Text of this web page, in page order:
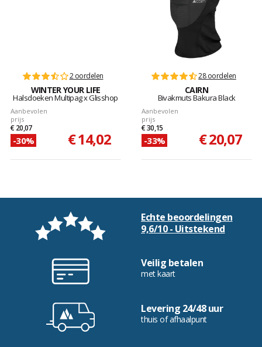
2 oordelen
WINTER YOUR LIFE
Halsdoeken Multipag x Glisshop
Aanbevolen
prijs
€ 20,07
-30% € 14,02
28 oordelen
CAIRN
Bivakmuts Bakura Black
Aanbevolen
prijs
€ 30,15
-33% € 20,07
Echte beoordelingen
9,6/10 - Uitstekend
Veilig betalen
met kaart
Levering 24/48 uur
thuis of afhaalpunt